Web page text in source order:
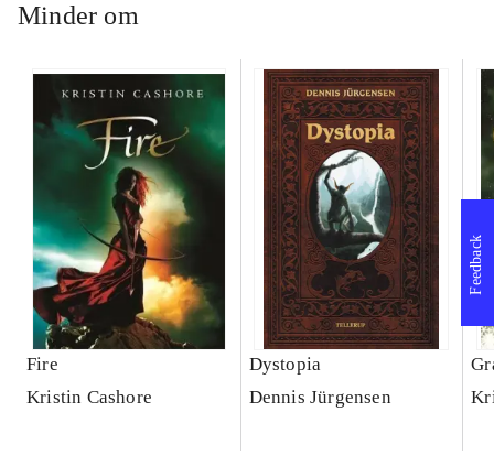
Minder om
Fire
Kristin Cashore
Dystopia
Dennis Jürgensen
Feedback